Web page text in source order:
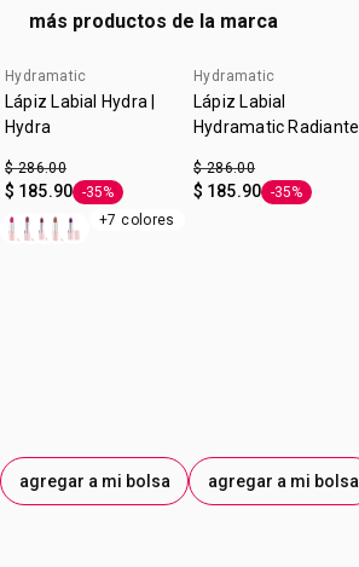
Tono:Hydra Magenta
más productos de la marca
cupón: GANAMAS
Hydramatic
Lápiz Labial Hydra |
Hydra
$ 286.00
$ 185.90 Etiqueta -35%
-35%
+7 colores
agregar a mi bolsa
Hydramatic
Lápiz Labial
Hydramatic Radiante
$ 286.00
$ 185.90 Etiqueta -35%
-35%
agregar a mi bolsa